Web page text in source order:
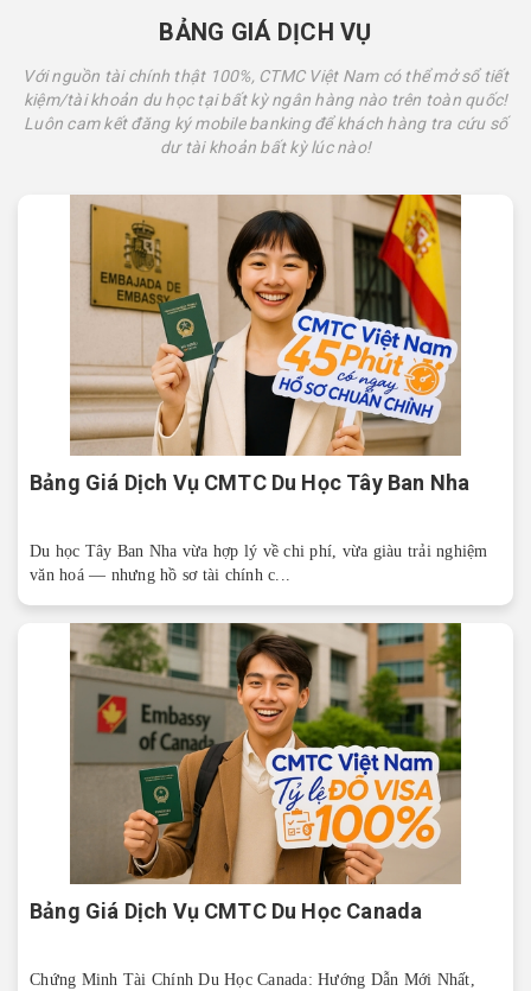
BẢNG GIÁ DỊCH VỤ
Với nguồn tài chính thật 100%, CTMC Việt Nam có thể mở sổ tiết
kiệm/tài khoản du học tại bất kỳ ngân hàng nào trên toàn quốc!
Luôn cam kết đăng ký mobile banking để khách hàng tra cứu số
dư tài khoản bất kỳ lúc nào!
Bảng Giá Dịch Vụ CMTC Du Học Tây Ban Nha
Du học Tây Ban Nha vừa hợp lý về chi phí, vừa giàu trải nghiệm
văn hoá — nhưng hồ sơ tài chính c...
Bảng Giá Dịch Vụ CMTC Du Học Canada
Chứng Minh Tài Chính Du Học Canada: Hướng Dẫn Mới Nhất,